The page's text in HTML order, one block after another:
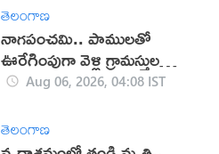
తెలంగాణ
నాగపంచమి.. పాములతో
ఊరేగింపుగా వెళ్లి గ్రామస్తుల
పూజలు(వీడియో)
Aug 06, 2026, 04:08 IST
తెలంగాణ